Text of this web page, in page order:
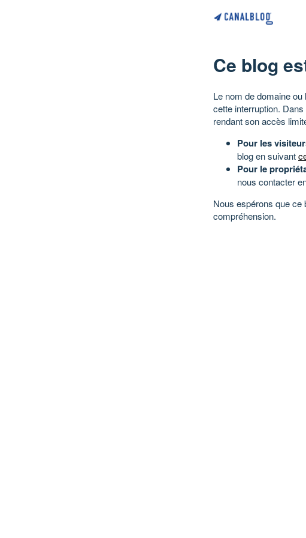
Ce blog
Le nom de domaine ou
cette interruption.
rendant son accès
Pour les
blog en suivant
Pour le
nous contacter
Nous espérons que ce
compréhension.